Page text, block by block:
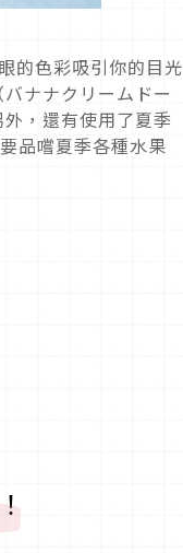
的色彩吸引你的目光
ナナクリームドー
，還有使用了夏季
品嚐夏季各種水果